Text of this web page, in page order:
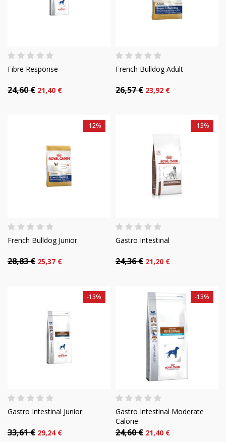
Fibre Response
24,60 € 21,40 €
French Bulldog Adult
26,57 € 23,92 €
French Bulldog Junior
28,83 €
-12%
25,37 €
Gastro Intestinal
24,36 €
-13%
21,20 €
Gastro Intestinal Junior
33,61 €
-13%
29,24 €
Gastro Intestinal Moderate
Calorie
24,60 €
-13%
21,40 €